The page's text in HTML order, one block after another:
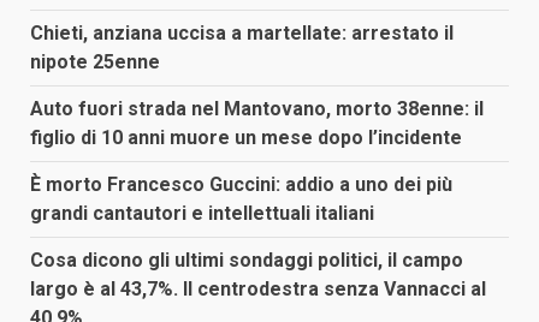
Chieti, anziana uccisa a martellate: arrestato il
nipote 25enne
Auto fuori strada nel Mantovano, morto 38enne: il
figlio di 10 anni muore un mese dopo l’incidente
È morto Francesco Guccini: addio a uno dei più
grandi cantautori e intellettuali italiani
Cosa dicono gli ultimi sondaggi politici, il campo
largo è al 43,7%. Il centrodestra senza Vannacci al